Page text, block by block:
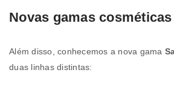
Novas gamas
Além disso, conhecemos a nova gama
duas linhas distintas: